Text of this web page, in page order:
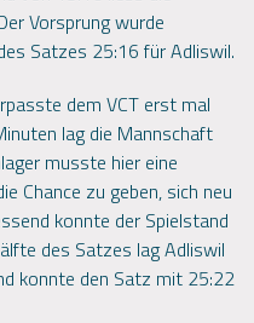
Vorsprung wurde
Satzes 25:16 für Adliswil.
dem VCT erst mal
lag die Mannschaft
musste hier eine
Chance zu geben, sich neu
konnte der Spielstand
des Satzes lag Adliswil
konnte den Satz mit 25:22